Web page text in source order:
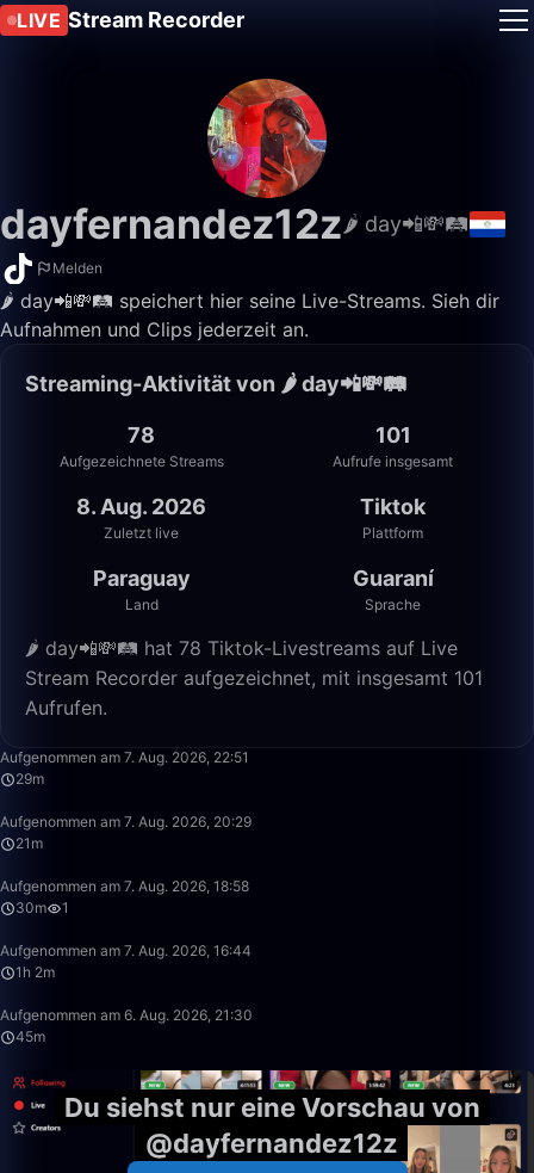
LIVE Stream Recorder
dayfernandez12z🌶 day📲💸🛤️
Melden
🌶 day📲💸🛤️ speichert hier seine Live-Streams. Sieh dir
Aufnahmen und Clips jederzeit an.
Streaming-Aktivität von 🌶 day📲💸🛤️
78
Aufgezeichnete Streams
101
Aufrufe insgesamt
8. Aug. 2026
Zuletzt live
Tiktok
Plattform
Paraguay
Land
Guaraní
Sprache
🌶 day📲💸🛤️ hat 78 Tiktok-Livestreams auf Live
Stream Recorder aufgezeichnet, mit insgesamt 101
Aufrufen.
Aufgenommen am 7. Aug. 2026, 22:51
29m
Aufgenommen am 7. Aug. 2026, 20:29
21m
Aufgenommen am 7. Aug. 2026, 18:58
30m
1
Aufgenommen am 7. Aug. 2026, 16:44
1h 2m
Aufgenommen am 6. Aug. 2026, 21:30
45m
Du siehst nur eine Vorschau von
@dayfernandez12z